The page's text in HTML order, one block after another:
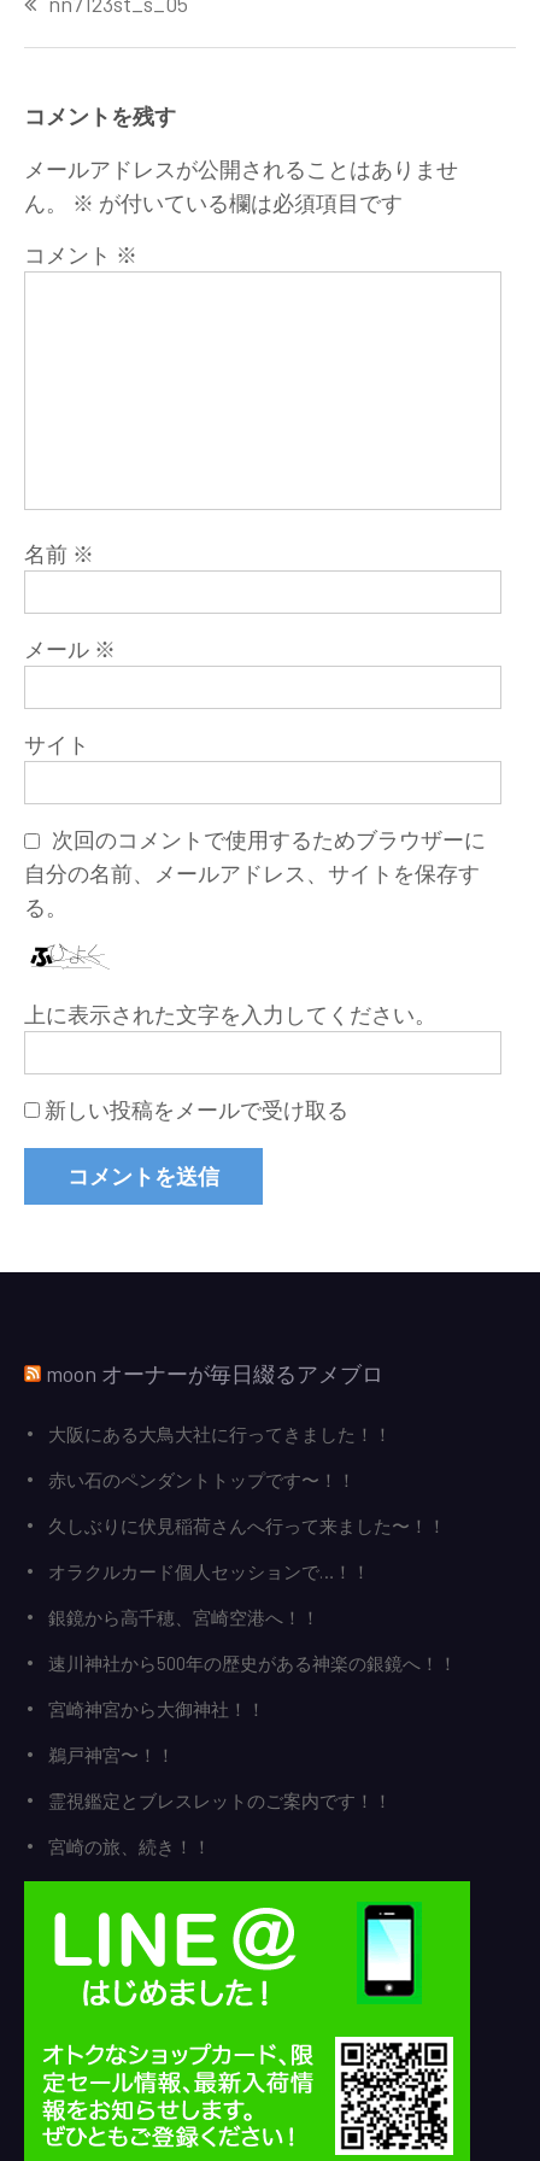
稿
ー
シ
ョ
コメントを残す
メールアドレスが公開されることはありませ
ん。
※ が付いている欄は必須項目です
コメント ※
名前 ※
メール ※
サイト
次回のコメントで使用するためブラウザーに
自分の名前、メールアドレス、サイトを保存す
る。
上に表示された文字を入力してください。
新しい投稿をメールで受け取る
moon オーナーが毎日綴るアメブロ
大阪にある大鳥大社に行ってきました！！
赤い石のペンダントトップです〜！！
久しぶりに伏見稲荷さんへ行って来ました〜！！
オラクルカード個人セッションで…！！
銀鏡から高千穂、宮崎空港へ！！
速川神社から500年の歴史がある神楽の銀鏡へ！！
宮崎神宮から大御神社！！
鵜戸神宮〜！！
霊視鑑定とブレスレットのご案内です！！
宮崎の旅、続き！！